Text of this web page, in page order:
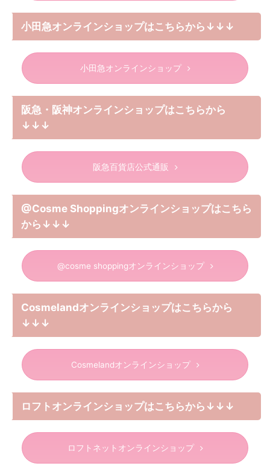
小田急オンラインショップはこちらから↓↓↓
小田急オンラインショップ
阪急・阪神オンラインショップはこちらから
↓↓↓
阪急百貨店公式通販
@Cosme Shoppingオンラインショップはこちら
から↓↓↓
@cosme shoppingオンラインショップ
Cosmelandオンラインショップはこちらから
↓↓↓
Cosmelandオンラインショップ
ロフトオンラインショップはこちらから↓↓↓
ロフトネットオンラインショップ